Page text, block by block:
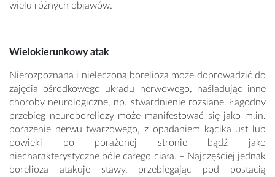
wielu różnych objawów.
Wielokierunkowy atak
Nierozpoznana i nieleczona borelioza może doprowadzić do
zajęcia ośrodkowego układu nerwowego, naśladując inne
choroby neurologiczne, np. stwardnienie rozsiane. Łagodny
przebieg neuroboreliozy może manifestować się jako m.in.
porażenie nerwu twarzowego, z opadaniem kącika ust lub
powieki po porażonej stronie bądź jako
niecharakterystyczne bóle całego ciała. – Najczęściej jednak
borelioza atakuje stawy, przebiegając pod postacią